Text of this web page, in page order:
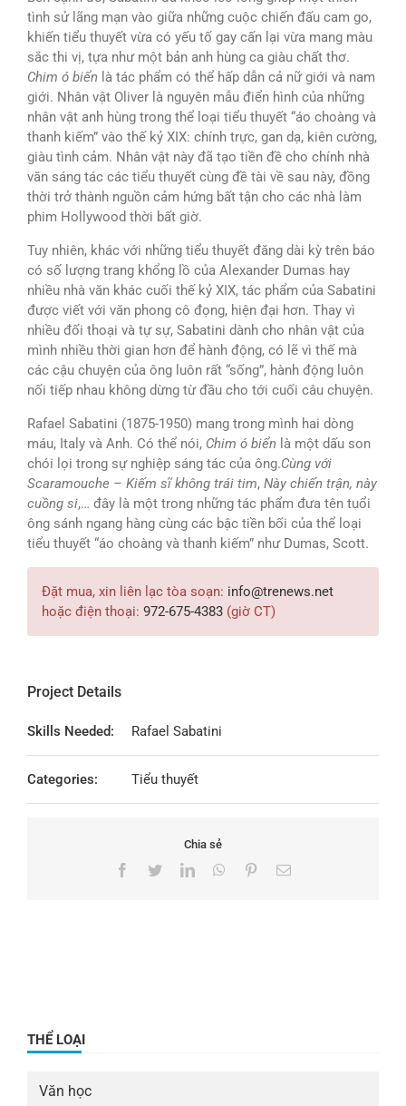
tình sử lãng mạn vào giữa những cuộc chiến đấu cam go,
khiến tiểu thuyết vừa có yếu tố gay cấn lại vừa mang màu
sắc thi vị, tựa như một bản anh hùng ca giàu chất thơ.
Chim ó biển là tác phẩm có thể hấp dẫn cả nữ giới và nam
giới. Nhân vật Oliver là nguyên mẫu điển hình của những
nhân vật anh hùng trong thể loại tiểu thuyết “áo choàng và
thanh kiếm” vào thế kỷ XIX: chính trực, gan dạ, kiên cường,
giàu tình cảm. Nhân vật này đã tạo tiền đề cho chính nhà
văn sáng tác các tiểu thuyết cùng đề tài về sau này, đồng
thời trở thành nguồn cảm hứng bất tận cho các nhà làm
phim Hollywood thời bất giờ.
Tuy nhiên, khác với những tiểu thuyết đăng dài kỳ trên báo
có số lượng trang khổng lồ của Alexander Dumas hay
nhiều nhà văn khác cuối thế kỷ XIX, tác phẩm của Sabatini
được viết với văn phong cô đọng, hiện đại hơn. Thay vì
nhiều đối thoại và tự sự, Sabatini dành cho nhân vật của
mình nhiều thời gian hơn để hành động, có lẽ vì thế mà
các cậu chuyện của ông luôn rất “sống”, hành động luôn
nối tiếp nhau không dừng từ đầu cho tới cuối câu chuyện.
Rafael Sabatini (1875-1950) mang trong mình hai dòng
máu, Italy và Anh. Có thể nói, Chim ó biển là một dấu son
chói lọi trong sự nghiệp sáng tác của ông.Cùng với
Scaramouche – Kiếm sĩ không trái tim, Này chiến trận, này
cuồng si,… đây là một trong những tác phẩm đưa tên tuổi
ông sánh ngang hàng cùng các bậc tiền bối của thể loại
tiểu thuyết “áo choàng và thanh kiếm” như Dumas, Scott.
Đặt mua, xin liên lạc tòa soạn: info@trenews.net
hoặc điện thoại: 972-675-4383 (giờ CT)
Project Details
Skills Needed: Rafael Sabatini
Categories: Tiểu thuyết
Chia sẻ
Facebook
TwitterLinkedInWhatsApp
PinterestEmail
THỂ LOẠI
Văn học